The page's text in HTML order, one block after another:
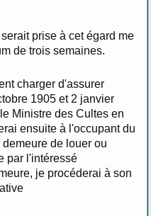
prise à cet égard me
de trois semaines.
charger d'assurer
1905 et 2 janvier
Ministre des Cultes en
ensuite à l'occupant du
de louer ou
par l'intéressé
je procéderai à son